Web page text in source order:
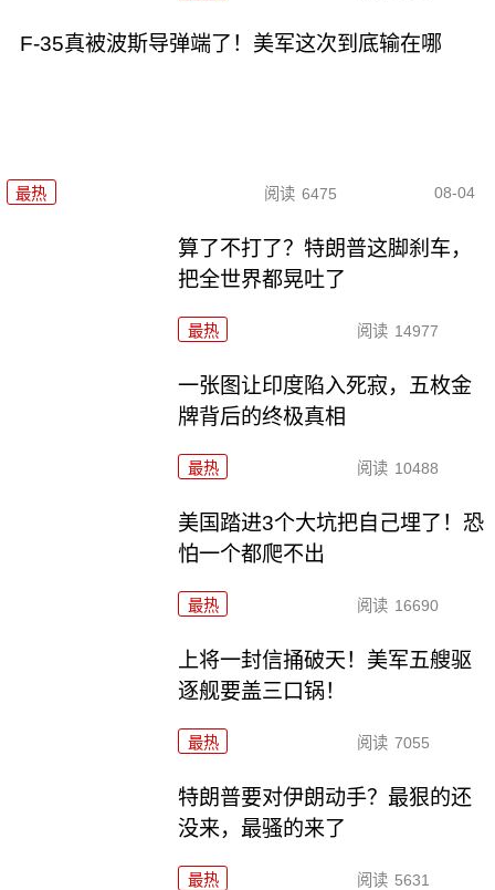
F-35真被波斯导弹端了！美军这次到底输在哪
最热 阅读 6475 08-04
算了不打了？特朗普这脚刹车，
把全世界都晃吐了
最热 阅读 14977
一张图让印度陷入死寂，五枚金
牌背后的终极真相
最热 阅读 10488
美国踏进3个大坑把自己埋了！恐
怕一个都爬不出
最热 阅读 16690
上将一封信捅破天！美军五艘驱
逐舰要盖三口锅！
最热 阅读 7055
特朗普要对伊朗动手？最狠的还
没来，最骚的来了
最热 阅读 5631